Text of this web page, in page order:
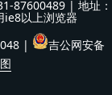
87600489 | 地址：
以上浏览器
|
吉公网安备